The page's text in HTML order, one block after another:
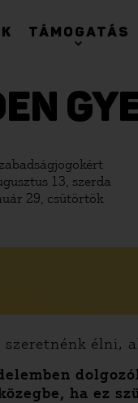
TÁMOGATÁS
13, szerda
29, csütörtök
szeretnénk élni,
ha ez